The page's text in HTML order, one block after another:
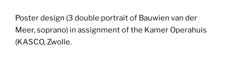
Poster design (3 double portrait of Bauwien van der
Meer, soprano) in assignment of the Kamer Operahuis
(KASCO, Zwolle.